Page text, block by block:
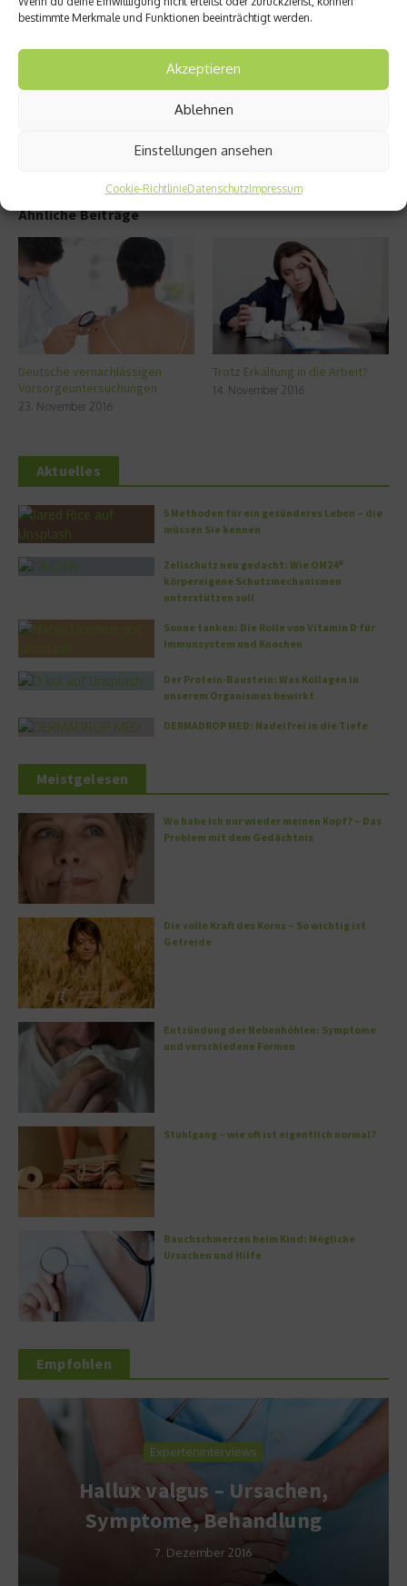
bestimmte Merkmale und Funktionen beeinträchtigt werden.
Akzeptieren
Ablehnen
Einstellungen ansehen
Cookie-RichtlinieDatenschutzImpressum
onen-
Emissi
ons-
Tomog
ng
doch
nicht
schädli
Ähnliche Beiträge
Deutsche vernachlässigen
Vorsorgeuntersuchungen
23. November 2016
Trotz Erkältung in die Arbeit?
14. November 2016
Aktuelles
5 Methoden für ein gesünderes Leben – die
müssen Sie kennen
Zellschutz neu gedacht: Wie OM24®
körpereigene Schutzmechanismen
unterstützen soll
Sonne tanken: Die Rolle von Vitamin D für
Immunsystem und Knochen
Der Protein-Baustein: Was Kollagen in
unserem Organismus bewirkt
DERMADROP MED: Nadelfrei in die Tiefe
Meistgelesen
Wo habe ich nur wieder meinen Kopf? – Das
Problem mit dem Gedächtnis
Die volle Kraft des Korns – So wichtig ist
Getreide
Entzündung der Nebenhöhlen: Symptome
und verschiedene Formen
Stuhlgang – wie oft ist eigentlich normal?
Bauchschmerzen beim Kind: Mögliche
Ursachen und Hilfe
Empfohlen
Experteninterviews
Hallux valgus – Ursachen,
Symptome, Behandlung
7. Dezember 2016